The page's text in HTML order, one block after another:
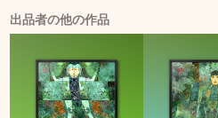
出品者の他の作品